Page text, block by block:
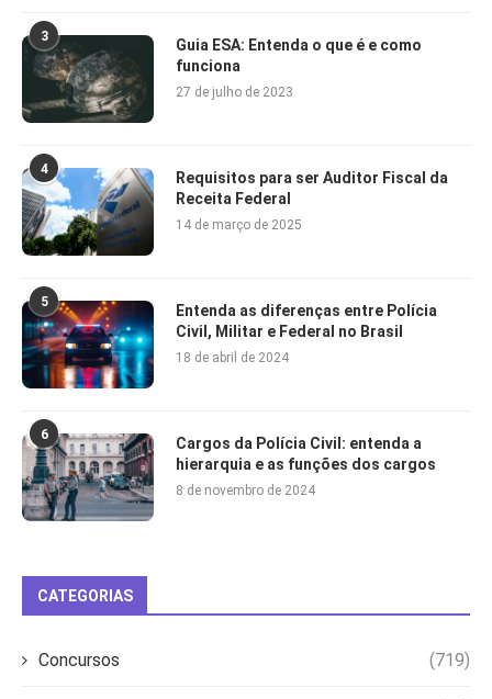
3
Guia ESA: Entenda o que é e como
funciona
27 de julho de 2023
4
Requisitos para ser Auditor Fiscal da
Receita Federal
14 de março de 2025
5
Entenda as diferenças entre Polícia
Civil, Militar e Federal no Brasil
18 de abril de 2024
6
Cargos da Polícia Civil: entenda a
hierarquia e as funções dos cargos
8 de novembro de 2024
CATEGORIAS
Concursos (719)